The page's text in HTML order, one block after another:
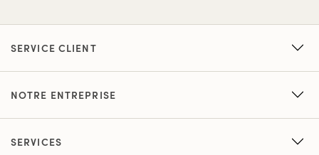
SERVICE CLIENT
NOTRE ENTREPRISE
SERVICES